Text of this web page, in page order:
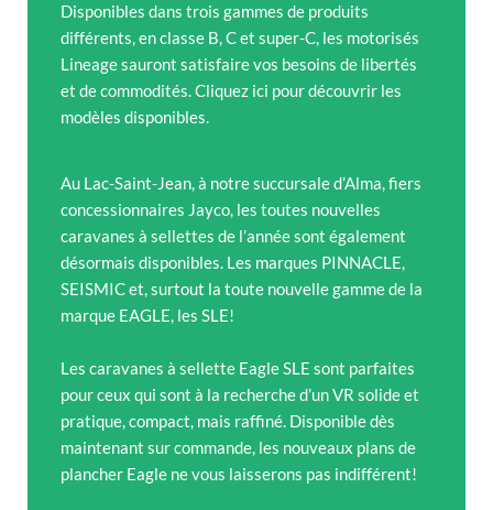
Disponibles dans trois gammes de produits
différents, en classe B, C et super-C, les motorisés
Lineage sauront satisfaire vos besoins de libertés
et de commodités. Cliquez ici pour découvrir les
modèles disponibles.
Au Lac-Saint-Jean, à notre succursale d’Alma, fiers
concessionnaires Jayco, les toutes nouvelles
caravanes à sellettes de l’année sont également
désormais disponibles. Les marques PINNACLE,
SEISMIC et, surtout la toute nouvelle gamme de la
marque EAGLE, les SLE!
Les caravanes à sellette Eagle SLE sont parfaites
pour ceux qui sont à la recherche d’un VR solide et
pratique, compact, mais raffiné. Disponible dès
maintenant sur commande, les nouveaux plans de
plancher Eagle ne vous laisserons pas indifférent!